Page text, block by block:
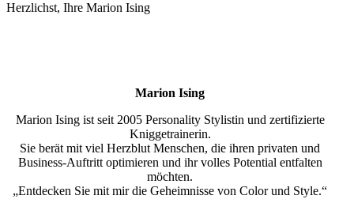
Herzlichst, Ihre Marion Ising
Marion Ising
Marion Ising ist seit 2005 Personality Stylistin und zertifizierte
Kniggetrainerin.
Sie berät mit viel Herzblut Menschen, die ihren privaten und
Business-Auftritt optimieren und ihr volles Potential entfalten
möchten.
„Entdecken Sie mit mir die Geheimnisse von Color und Style.“